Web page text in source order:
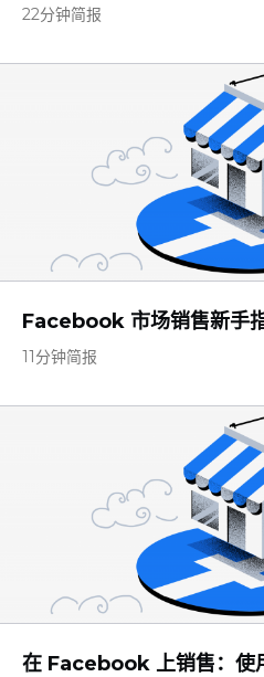
22分钟简报
Facebook 市场销售新手
11分钟简报
在 Facebook 上销售：使